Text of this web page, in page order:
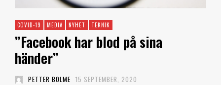
COVID-19 MEDIA NYHET TEKNIK
”Facebook har blod på sina
händer”
PETTER BOLME 15 SEPTEMBER, 2020